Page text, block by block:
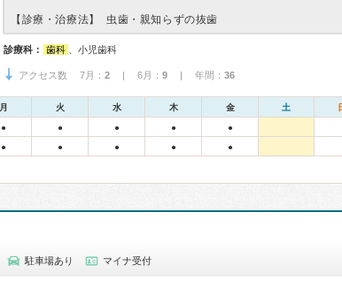
【診療・治療法】 虫歯・親知らずの抜歯
診療科： 歯科 、小児歯科
アクセス数 7月： 2 | 6月： 9 | 年間： 36
月 火 水 木 金 土
● ● ● ● ●
● ● ● ● ●
駐車場あり マイナ受付